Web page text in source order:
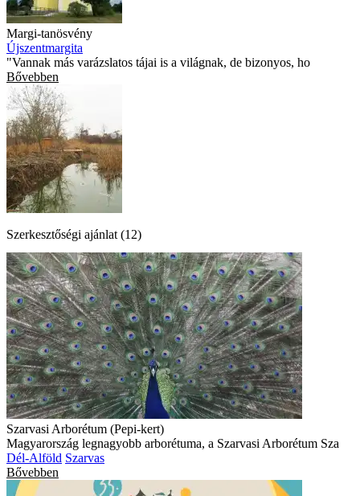
Margi-tanösvény
Újszentmargita
"Vannak más varázslatos tájai is a világnak, de bizonyos, ho
Bővebben
Szerkesztőségi ajánlat (12)
Szarvasi Arborétum (Pepi-kert)
Magyarország legnagyobb arborétuma, a Szarvasi Arborétum Sza
Dél-Alföld Szarvas
Bővebben